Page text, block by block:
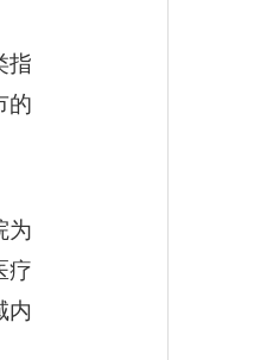
指
的
为
疗
内